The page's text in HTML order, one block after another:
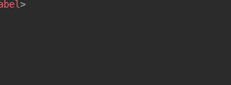
>